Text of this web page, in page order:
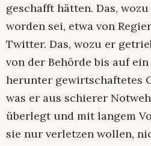
geschafft hätten. Das,
worden sei, etwa von
Twitter. Das, wozu er
von der Behörde bis auf
herunter gewirtschaftetes
was er aus schierer
überlegt und mit langem
sie nur verletzen wollen,